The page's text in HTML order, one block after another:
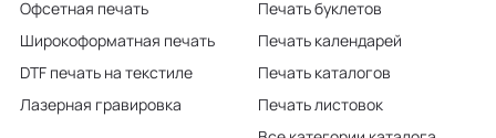
Офсетная печать
Широкоформатная печать
DTF печать на текстиле
Лазерная гравировка
Печать буклетов
Печать календарей
Печать каталогов
Печать листовок